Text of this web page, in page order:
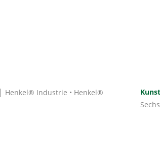
│ Henkel® Industrie • Henkel®